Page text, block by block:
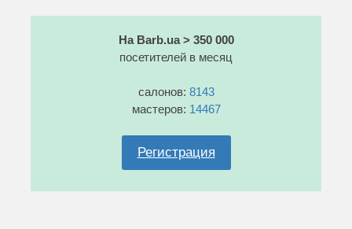
На Barb.ua > 350 000
посетителей в месяц
салонов: 8143
мастеров: 14467
Регистрация